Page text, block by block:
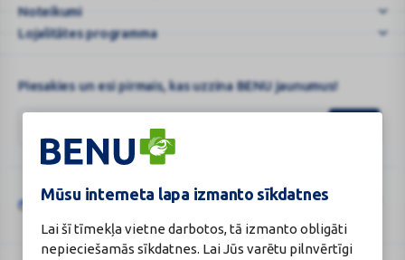
Mūsu interneta lapa izmanto sīkdatnes
Lai šī tīmekļa vietne darbotos, tā izmanto obligāti
nepieciešamās sīkdatnes. Lai Jūs varētu pilnvērtīgi
Noteikumi
Lojalitātes programma
Piesakies un esi pirmais, kas uzzina BENU jaunumus!
Google
reCAPTCHA
Šo vietni aizsargā „reCAPTCHA“, un uz to attiecas „Google“